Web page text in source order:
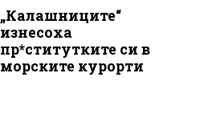
„Калашниците“
изнесоха
пр*ститутките си в
морските курорти